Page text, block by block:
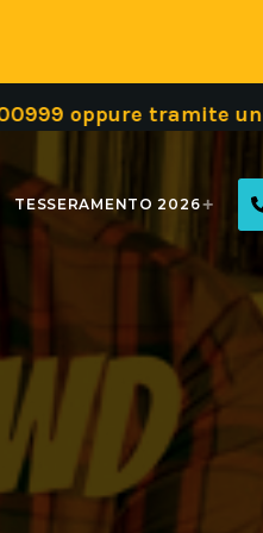
tramite una
TESSERAMENTO 2026